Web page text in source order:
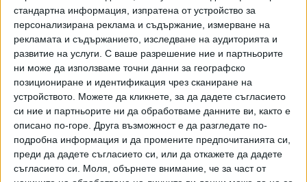
стандартна информация, изпратена от устройство за
персонализирана реклама и съдържание, измерване на
рекламата и съдържанието, изследване на аудиторията и
развитие на услуги. С ваше разрешение ние и партньорите
ни може да използваме точни данни за географско
позициониране и идентификация чрез сканиране на
устройството. Можете да кликнете, за да дадете съгласието
си ние и партньорите ни да обработваме данните ви, както е
описано по-горе. Друга възможност е да разгледате по-
подробна информация и да промените предпочитанията си,
преди да дадете съгласието си, или да откажете да дадете
съгласието си.
Моля, обърнете внимание, че за част от
назначени на длъжности в разузнавателните структурни
звена с изискване за ниво на чуждоезикова подготовка,
да получават добавки не само за френски и английски, а и
за още пет езика - руски, румънски, турски, гръцки и
сръбски. Това се прави с оглед намаляване на отлива на
специалисти от разузнавателни структури и
формирования на Въоръжените сили, стимулиране на по-
доброто изпълнение на служебните задължения и
повишаване на езиковата им подготовка, обясняват
вносителите.